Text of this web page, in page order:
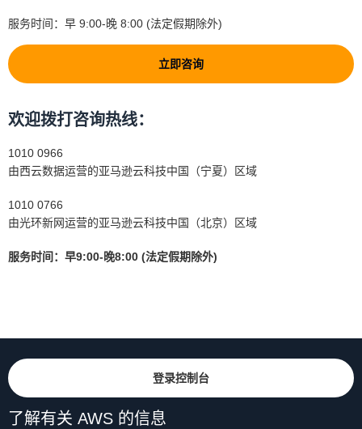
服务时间：早 9:00-晚 8:00 (法定假期除外)
立即咨询
欢迎拨打咨询热线：
1010 0966
由西云数据运营的亚马逊云科技中国（宁夏）区域
1010 0766
由光环新网运营的亚马逊云科技中国（北京）区域
服务时间：早9:00-晚8:00 (法定假期除外)
登录控制台
了解有关 AWS 的信息